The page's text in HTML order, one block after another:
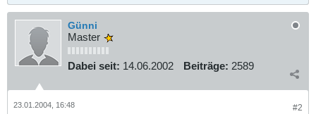
Günni
Master
Dabei seit: 14.06.2002 Beiträge: 2589
#2
23.01.2004, 16:48